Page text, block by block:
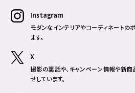
Instagram
モダンなインテリアやコーディネートの
ます。
X
撮影の裏話や、キャンペーン情報や新
せしています。